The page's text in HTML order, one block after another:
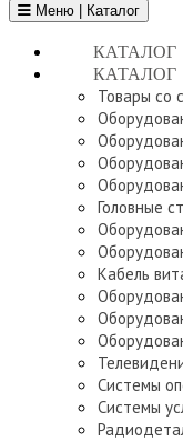
Toggle navigation
Меню | Каталог
КАТАЛОГ
КАТАЛОГ
Товары со
Головные
Кабель
Системы
Системы